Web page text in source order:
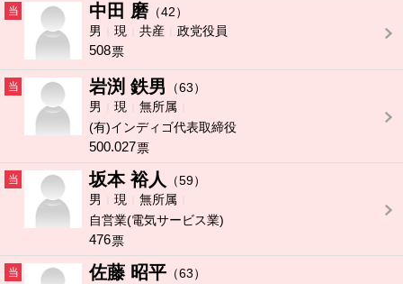
当 中田 磨 （42）
男
現 共産 政党役員
508票
当 岩渕 鉄男
（63）
男
現
無所属
(有)インディゴ代表取締役
500.027票
当 坂本 裕人
（59）
男
現
無所属
自営業(電気サービス業)
476票
当 佐藤 昭平 （63）